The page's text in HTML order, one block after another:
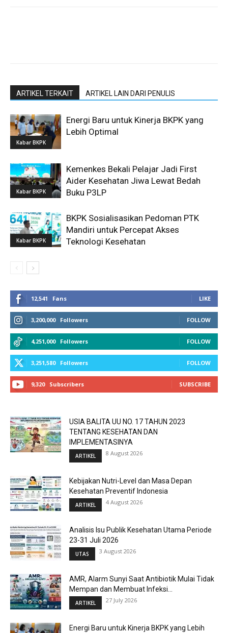
ARTIKEL TERKAIT ARTIKEL LAIN DARI PENULIS
Kabar BKPK
Energi Baru untuk Kinerja BKPK yang
Lebih Optimal
Kabar BKPK
Kemenkes Bekali Pelajar Jadi First
Aider Kesehatan Jiwa Lewat Bedah
Buku P3LP
Kabar BKPK
BKPK Sosialisasikan Pedoman PTK
Mandiri untuk Percepat Akses
Teknologi Kesehatan
12,541 Fans LIKE
3,200,000 Followers FOLLOW
4,251,000 Followers FOLLOW
3,251,580 Followers FOLLOW
9,320 Subscribers SUBSCRIBE
USIA BALITA UU NO. 17 TAHUN 2023
TENTANG KESEHATAN DAN
IMPLEMENTASINYA
ARTIKEL 8 August 2026
Kebijakan Nutri-Level dan Masa Depan
Kesehatan Preventif Indonesia
ARTIKEL 4 August 2026
Analisis Isu Publik Kesehatan Utama Periode
23-31 Juli 2026
UTAS 3 August 2026
AMR, Alarm Sunyi Saat Antibiotik Mulai Tidak
Mempan dan Membuat Infeksi...
ARTIKEL 27 July 2026
Energi Baru untuk Kinerja BKPK yang Lebih